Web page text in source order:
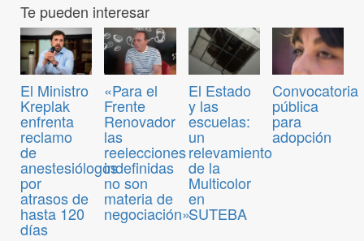
Te pueden interesar
El Ministro
Kreplak
enfrenta
reclamo
de
anestesiólogos
por
atrasos de
hasta 120
días
«Para el
Frente
Renovador
las
reelecciones
indefinidas
no son
materia de
negociación»
El Estado
y las
escuelas:
un
relevamiento
de la
Multicolor
en
SUTEBA
Convocatoria
pública
para
adopción